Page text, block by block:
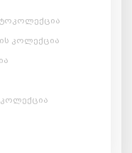
კოლექცია